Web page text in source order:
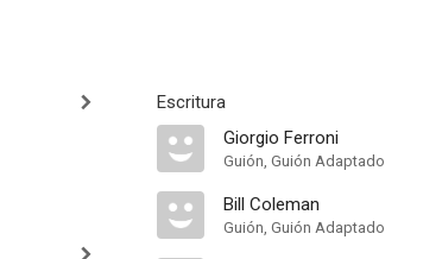
Escritura
Giorgio Ferroni
Guión, Guión Adaptado
Bill Coleman
Guión, Guión Adaptado